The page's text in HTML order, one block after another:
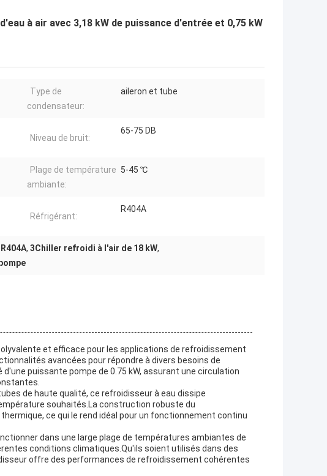
à air avec 3,18 kW de puissance d'entrée et 0,75 kW
Type de
condensateur:
aileron et tube
Niveau de bruit:
65-75 DB
Plage de température
ambiante:
5-45 ℃
Réfrigérant:
R404A
, 3Chiller refroidi à l'air de 18 kW,
et efficace pour les applications de refroidissement
avancées pour répondre à divers besoins de
puissante pompe de 0.75 kW, assurant une circulation
de haute qualité, ce refroidisseur à eau dissipe
souhaités.La construction robuste du
ce qui le rend idéal pour un fonctionnement continu
dans une large plage de températures ambiantes de
conditions climatiques.Qu'ils soient utilisés dans des
offre des performances de refroidissement cohérentes